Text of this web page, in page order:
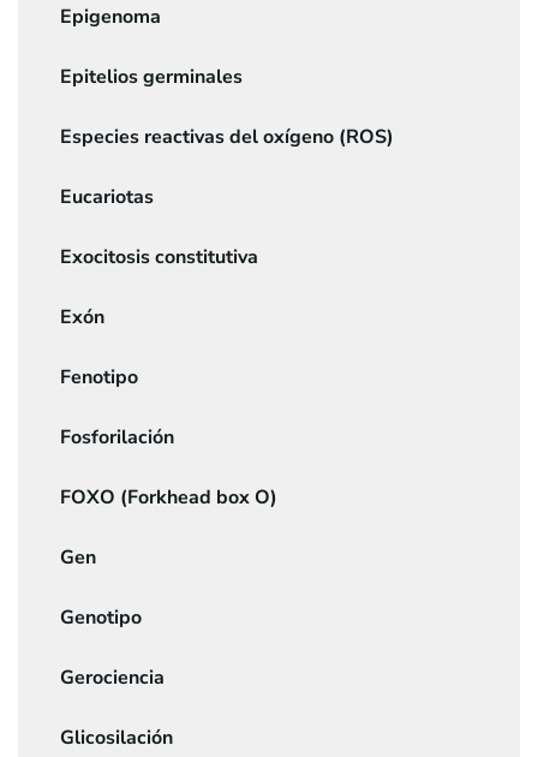
Epigenoma
Epitelios germinales
Especies reactivas del oxígeno (ROS)
Eucariotas
Exocitosis constitutiva
Exón
Fenotipo
Fosforilación
FOXO (Forkhead box O)
Gen
Genotipo
Gerociencia
Glicosilación